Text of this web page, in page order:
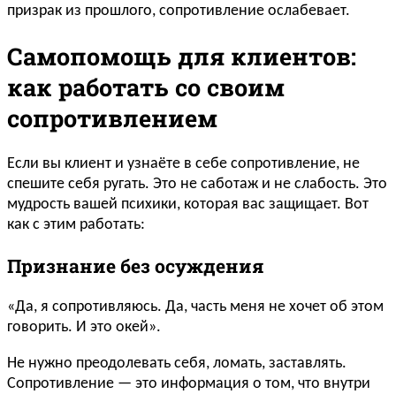
призрак из прошлого, сопротивление ослабевает.
Самопомощь для клиентов:
как работать со своим
сопротивлением
Если вы клиент и узнаёте в себе сопротивление, не
спешите себя ругать. Это не саботаж и не слабость. Это
мудрость вашей психики, которая вас защищает. Вот
как с этим работать:
Признание без осуждения
«Да, я сопротивляюсь. Да, часть меня не хочет об этом
говорить. И это окей».
Не нужно преодолевать себя, ломать, заставлять.
Сопротивление — это информация о том, что внутри